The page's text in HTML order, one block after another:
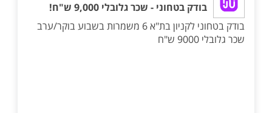
בודק בטחוני - שכר גלובלי 9,000 ש"ח!
בודק בטחוני לקניון בת"א 6 משמרות בשבוע בוקר/ערב
שכר גלובלי 9000 ש"ח